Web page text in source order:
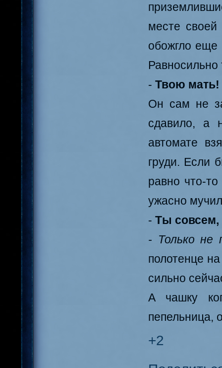
месте своей
обожгло еще
Равносильно
- Твою мать!
Он сам не
сдавило, а
автомате
груди. Если
равно что-
ужасно
- Ты совсем,
- Только не
полотенце
сильно
А чашку
пепельница,
+2